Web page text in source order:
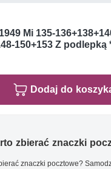
Mi 135-
150+153 Z podlepką
Dodaj do
zbierać znaczki
znaczki pocztowe?